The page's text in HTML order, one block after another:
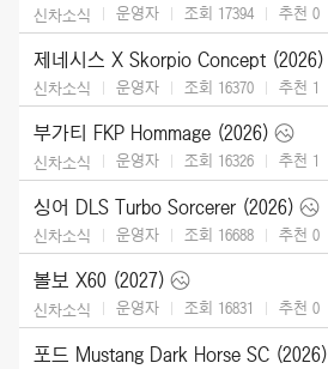
신차소식 운영자 조회 17394 추천 0
제네시스 X Skorpio Concept (2026)
신차소식 운영자 조회 16370 추천 1
부가티 FKP Hommage (2026)
신차소식 운영자 조회 16326 추천 1
싱어 DLS Turbo Sorcerer (2026)
신차소식 운영자 조회 16688 추천 0
볼보 X60 (2027)
신차소식 운영자 조회 16831 추천 0
포드 Mustang Dark Horse SC (2026)